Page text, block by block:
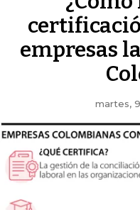
empresas
martes,